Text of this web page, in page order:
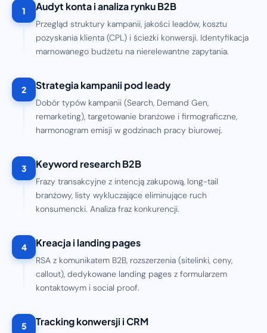
1 Audyt konta i analiza rynku B2B
Przegląd struktury kampanii, jakości leadów, kosztu
pozyskania klienta (CPL) i ścieżki konwersji. Identyfikacja
marnowanego budżetu na nierelewantne zapytania.
2 Strategia kampanii pod leady
Dobór typów kampanii (Search, Demand Gen,
remarketing), targetowanie branżowe i firmograficzne,
harmonogram emisji w godzinach pracy biurowej.
3 Keyword research B2B
Frazy transakcyjne z intencją zakupową, long-tail
branżowy, listy wykluczające eliminujące ruch
konsumencki. Analiza fraz konkurencji.
4 Kreacja i landing pages
RSA z komunikatem B2B, rozszerzenia (sitelinki, ceny,
callout), dedykowane landing pages z formularzem
kontaktowym i social proof.
5 Tracking konwersji i CRM